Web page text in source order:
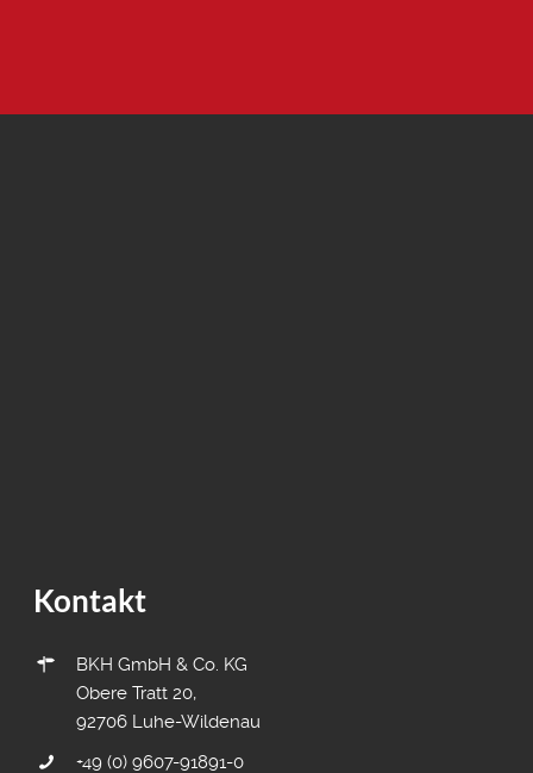
Kontakt
BKH GmbH & Co. KG
Obere Tratt 20,
92706 Luhe-Wildenau
+49 (0) 9607-91891-0